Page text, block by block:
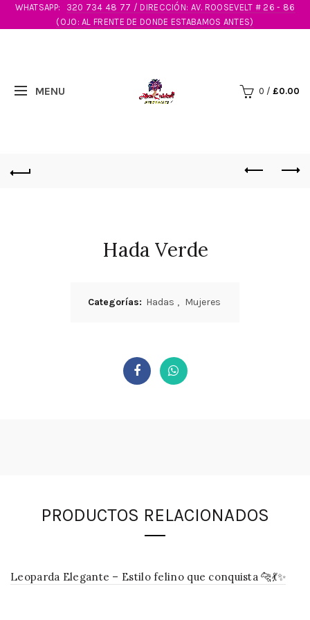
WHATSAPP:
320 734 48 77 / DIRECCIÓN: AV. ROOSEVELT # 26 - 86
(OJO: AL FRENTE DE DONDE ESTABAMOS ANTES)
0 / £0.00
Hada Verde
Categorías: Hadas , Mujeres
PRODUCTOS RELACIONADOS
Leoparda Elegante – Estilo felino que conquista 🐆💃✨